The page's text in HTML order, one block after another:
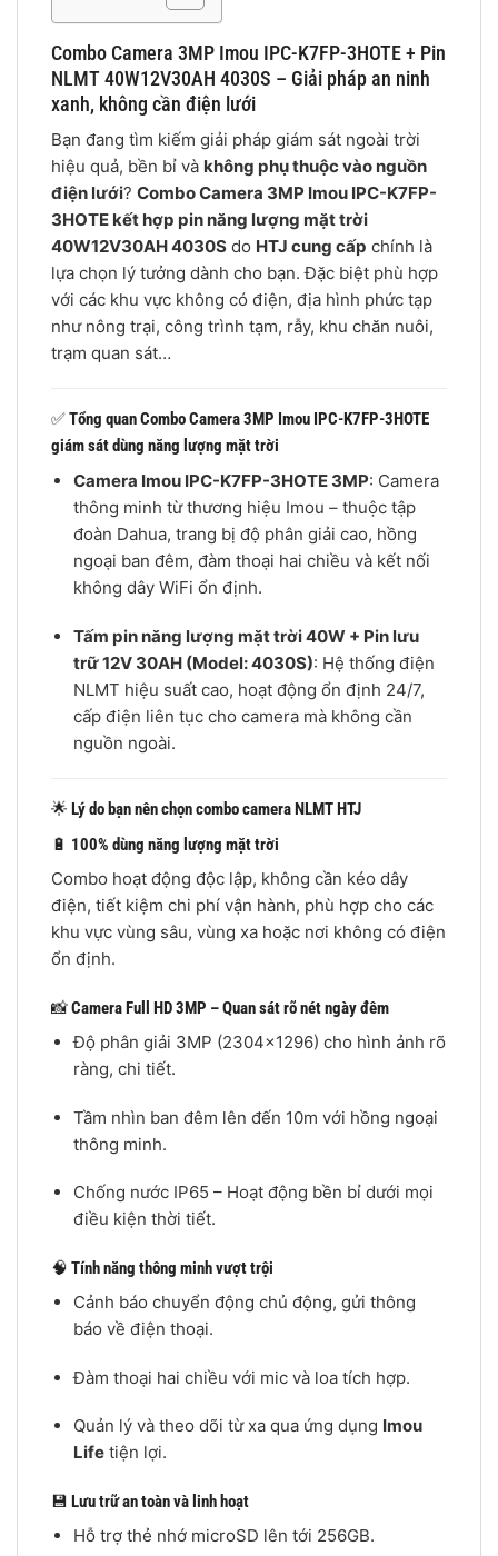
Combo Camera 3MP Imou IPC-K7FP-3HOTE + Pin
NLMT 40W12V30AH 4030S – Giải pháp an ninh
xanh, không cần điện lưới
Bạn đang tìm kiếm giải pháp giám sát ngoài trời
hiệu quả, bền bỉ và không phụ thuộc vào nguồn
điện lưới? Combo Camera 3MP Imou IPC-K7FP-
3HOTE kết hợp pin năng lượng mặt trời
40W12V30AH 4030S do HTJ cung cấp chính là
lựa chọn lý tưởng dành cho bạn. Đặc biệt phù hợp
với các khu vực không có điện, địa hình phức tạp
như nông trại, công trình tạm, rẫy, khu chăn nuôi,
trạm quan sát…
✅Tổng quan Combo Camera 3MP Imou IPC-K7FP-3HOTE
giám sát dùng năng lượng mặt trời
Camera Imou IPC-K7FP-3HOTE 3MP: Camera
thông minh từ thương hiệu Imou – thuộc tập
đoàn Dahua, trang bị độ phân giải cao, hồng
ngoại ban đêm, đàm thoại hai chiều và kết nối
không dây WiFi ổn định.
Tấm pin năng lượng mặt trời 40W + Pin lưu
trữ 12V 30AH (Model: 4030S): Hệ thống điện
NLMT hiệu suất cao, hoạt động ổn định 24/7,
cấp điện liên tục cho camera mà không cần
nguồn ngoài.
🌟 Lý do bạn nên chọn combo camera NLMT HTJ
🔋 100% dùng năng lượng mặt trời
Combo hoạt động độc lập, không cần kéo dây
điện, tiết kiệm chi phí vận hành, phù hợp cho các
khu vực vùng sâu, vùng xa hoặc nơi không có điện
ổn định.
📸Camera Full HD 3MP – Quan sát rõ nét ngày đêm
Độ phân giải 3MP (2304×1296) cho hình ảnh rõ
ràng, chi tiết.
Tầm nhìn ban đêm lên đến 10m với hồng ngoại
thông minh.
Chống nước IP65 – Hoạt động bền bỉ dưới mọi
điều kiện thời tiết.
🧠 Tính năng thông minh vượt trội
Cảnh báo chuyển động chủ động, gửi thông
báo về điện thoại.
Đàm thoại hai chiều với mic và loa tích hợp.
Quản lý và theo dõi từ xa qua ứng dụng Imou
Lifetiện lợi.
💾 Lưu trữ an toàn và linh hoạt
Hỗ trợ thẻ nhớ microSD lên tới 256GB.